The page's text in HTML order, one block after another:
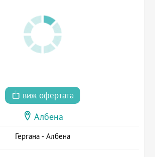
виж офертата
Албена
Гергана - Албена